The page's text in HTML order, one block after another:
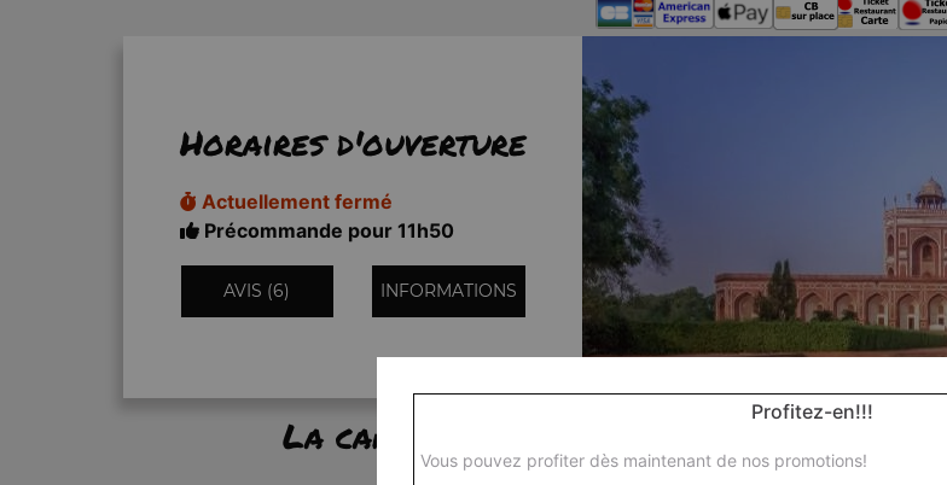
Horaires d'ouverture
Actuellement fermé
Précommande pour 11h50
AVIS (6) INFORMATIONS
La carte
Profitez-en!!!
Vous pouvez profiter dès maintenant de nos promotions!